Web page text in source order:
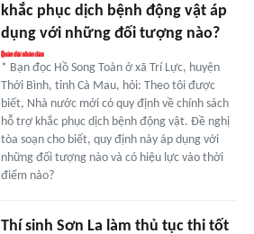
khắc phục dịch bệnh động vật áp
dụng với những đối tượng nào?
* Bạn đọc Hồ Song Toàn ở xã Trí Lực, huyện
Thới Bình, tỉnh Cà Mau, hỏi: Theo tôi được
biết, Nhà nước mới có quy định về chính sách
hỗ trợ khắc phục dịch bệnh động vật. Đề nghị
tòa soạn cho biết, quy định này áp dụng với
những đối tượng nào và có hiệu lực vào thời
điểm nào?
Thí sinh Sơn La làm thủ tục thi tốt